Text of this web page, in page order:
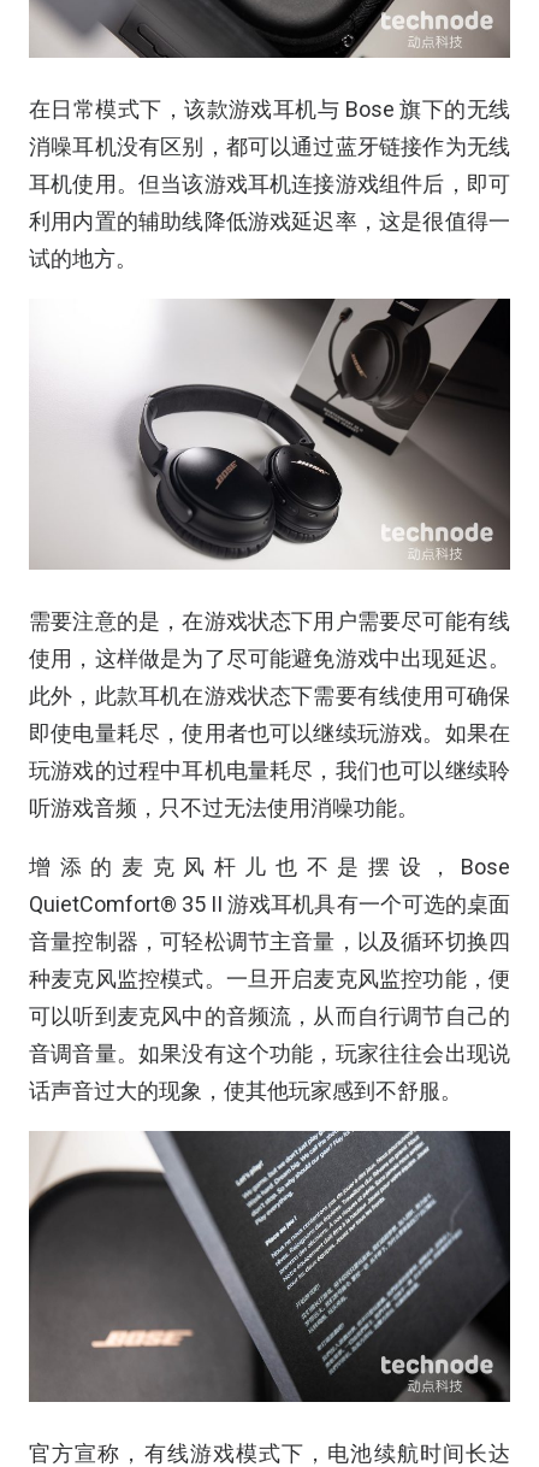
在日常模式下，该款游戏耳机与 Bose 旗下的无线
消噪耳机没有区别，都可以通过蓝牙链接作为无线
耳机使用。但当该游戏耳机连接游戏组件后，即可
利用内置的辅助线降低游戏延迟率，这是很值得一
试的地方。
需要注意的是，在游戏状态下用户需要尽可能有线
使用，这样做是为了尽可能避免游戏中出现延迟。
此外，此款耳机在游戏状态下需要有线使用可确保
即使电量耗尽，使用者也可以继续玩游戏。如果在
玩游戏的过程中耳机电量耗尽，我们也可以继续聆
听游戏音频，只不过无法使用消噪功能。
增添的麦克风杆儿也不是摆设，Bose
QuietComfort® 35 II 游戏耳机具有一个可选的桌面
音量控制器，可轻松调节主音量，以及循环切换四
种麦克风监控模式。一旦开启麦克风监控功能，便
可以听到麦克风中的音频流，从而自行调节自己的
音调音量。如果没有这个功能，玩家往往会出现说
话声音过大的现象，使其他玩家感到不舒服。
官方宣称，有线游戏模式下，电池续航时间长达